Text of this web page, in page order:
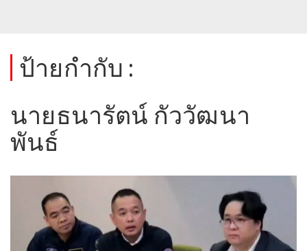
ป้ายกำกับ :
นายธนารัตน์ กัววัฒนา
พันธ์